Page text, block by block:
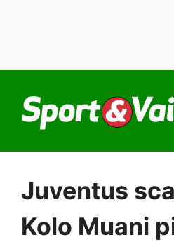
contenuto
Juventus
Kolo Muani